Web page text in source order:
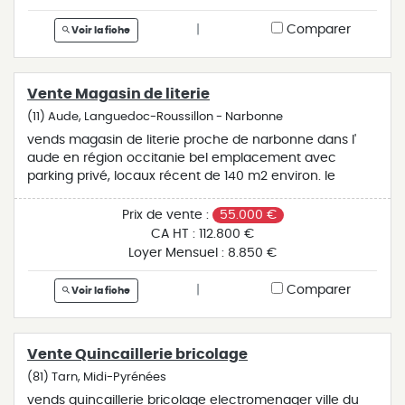
déductible). prix de vente du fonds de commerce :
109.000€. réf.: a3093er
Voir la fiche Comparer
Vente Magasin de literie
(11) Aude, Languedoc-Roussillon - Narbonne
vends magasin de literie proche de narbonne dans l'
aude en région occitanie bel emplacement avec
parking privé, locaux récent de 140 m2 environ. le
leaders du marché (bultex, épéda, merinos, simmons,
technilat et thiriez). chiffre d'affaires atteint 150.000€ .
affaire à développer. plus de renseignements sur
l’acquéreur (ht amortissable et tva déductible). prix du
fonds de commerce : 59.000€. réf.: a2965jmb
Prix de vente :
55.000 €
CA HT : 112.800 €
Loyer Mensuel : 8.850 €
Voir la fiche Comparer
Vente Quincaillerie bricolage
(81) Tarn, Midi-Pyrénées
vends quincaillerie bricolage electromenager ville du